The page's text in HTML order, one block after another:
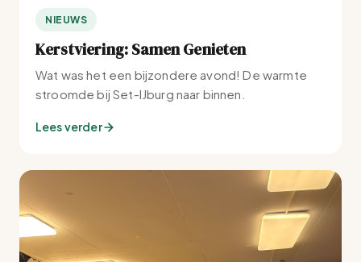
NIEUWS
Kerstviering: Samen Genieten
Wat was het een bijzondere avond! De warmte
stroomde bij Set-IJburg naar binnen.
Lees verder